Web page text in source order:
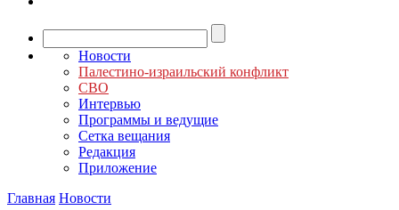
Новости
Палестино-израильский конфликт
СВО
Интервью
Программы и ведущие
Сетка вещания
Редакция
Приложение
Главная Новости